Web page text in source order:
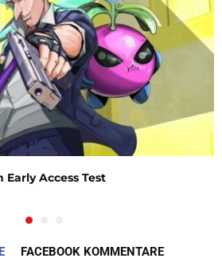
Access Test
FACEBOOK KOMMENTARE